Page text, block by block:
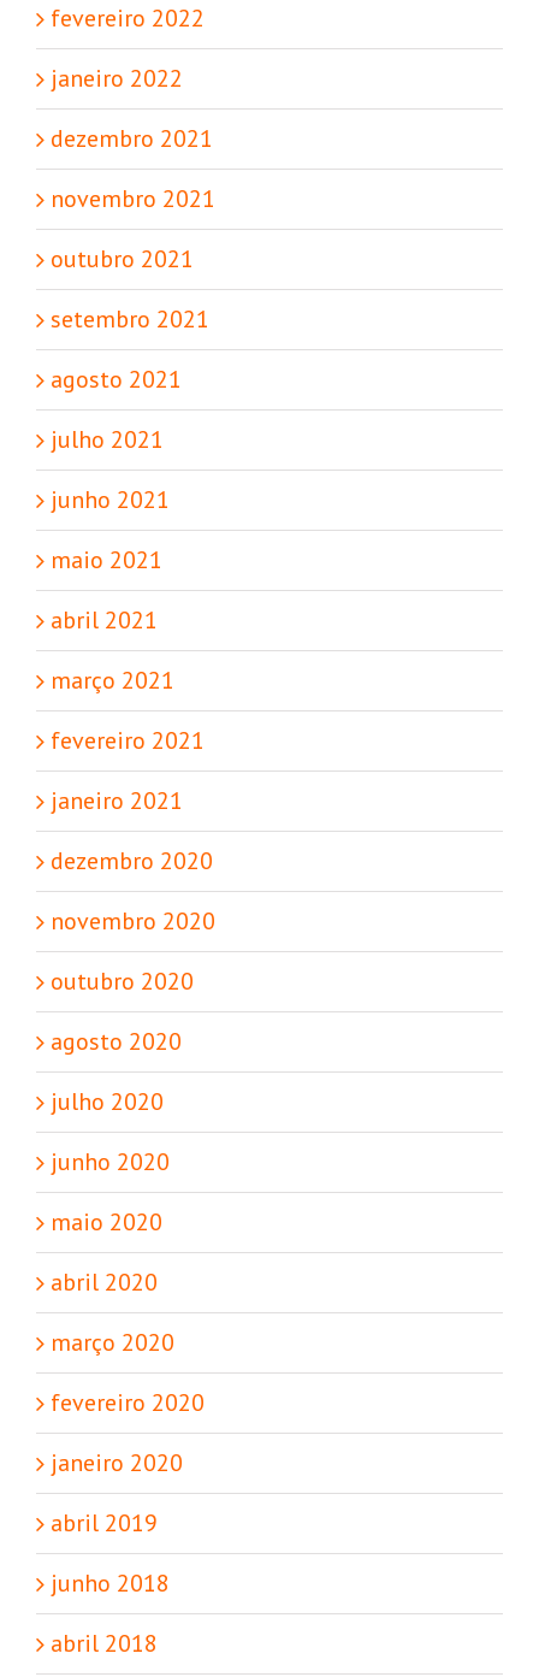
fevereiro 2022
janeiro 2022
dezembro 2021
novembro 2021
outubro 2021
setembro 2021
agosto 2021
julho 2021
junho 2021
maio 2021
abril 2021
março 2021
fevereiro 2021
janeiro 2021
dezembro 2020
novembro 2020
outubro 2020
agosto 2020
julho 2020
junho 2020
maio 2020
abril 2020
março 2020
fevereiro 2020
janeiro 2020
abril 2019
junho 2018
abril 2018